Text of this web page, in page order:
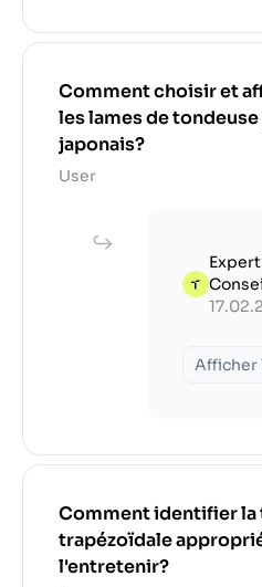
Comment choisir et
les lames de
japonais?
User
Afficher
Comment identifier
trapézoïdale
l'entretenir?